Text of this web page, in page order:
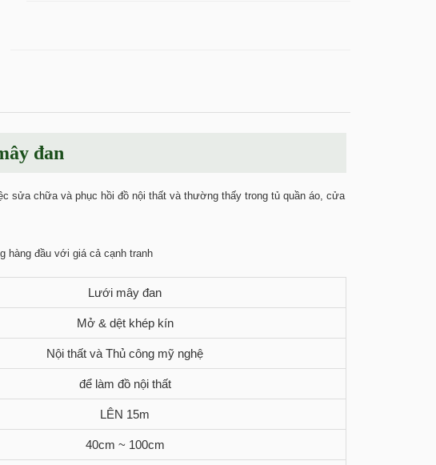
đan
sửa chữa và phục hồi đồ nội thất và thường thấy trong tủ quần áo, cửa
hàng đầu với giá cả cạnh tranh
Lưới mây đan
Mở & dệt khép kín
Nội thất và Thủ công mỹ nghệ
để làm đồ nội thất
LÊN 15m
40cm ~ 100cm